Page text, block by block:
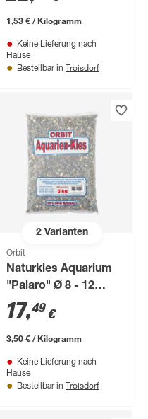
1,53 € / Kilogramm
Keine Lieferung nach
Hause
Bestellbar in Troisdorf
2Varianten
Orbit
Naturkies Aquarium
"Palaro" Ø 8 - 12
mm 5 kg
17,49 €
3,50 € / Kilogramm
Keine Lieferung nach
Hause
Bestellbar in Troisdorf